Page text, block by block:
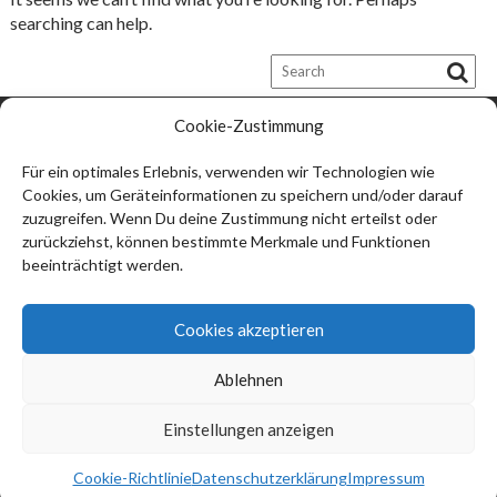
Cookie-Zustimmung
Für ein optimales Erlebnis, verwenden wir Technologien wie
Cookies, um Geräteinformationen zu speichern und/oder darauf
zuzugreifen. Wenn Du deine Zustimmung nicht erteilst oder
zurückziehst, können bestimmte Merkmale und Funktionen
beeinträchtigt werden.
Cookies akzeptieren
Ablehnen
Einstellungen anzeigen
Cookie-RichtlinieDatenschutzerklärungImpressum
searching can help.
Thomas Ströbel
74912 Kirchardt
info@thomas-stroebel.de
Impressum
Datenschutzerklärung (EU)
Cookie-Richtlinie (EU)